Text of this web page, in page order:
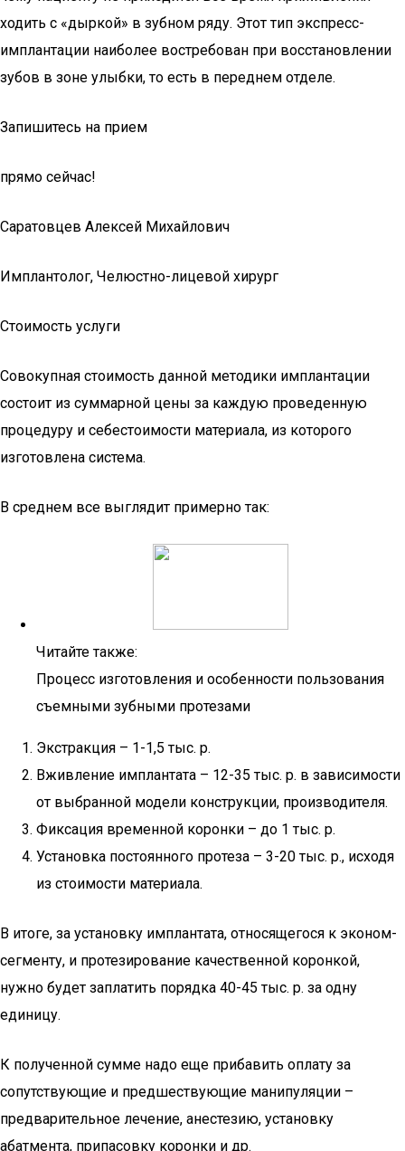
ходить с «дыркой» в зубном ряду. Этот тип экспресс-
имплантации наиболее востребован при восстановлении
зубов в зоне улыбки, то есть в переднем отделе.
Запишитесь на прием
прямо сейчас!
Саратовцев Алексей Михайлович
Имплантолог, Челюстно-лицевой хирург
Стоимость услуги
Совокупная стоимость данной методики имплантации
состоит из суммарной цены за каждую проведенную
процедуру и себестоимости материала, из которого
изготовлена система.
В среднем все выглядит примерно так:
Читайте также:
Процесс изготовления и особенности пользования
съемными зубными протезами
Экстракция – 1-1,5 тыс. р.
Вживление имплантата – 12-35 тыс. р. в зависимости
от выбранной модели конструкции, производителя.
Фиксация временной коронки – до 1 тыс. р.
Установка постоянного протеза – 3-20 тыс. р., исходя
из стоимости материала.
В итоге, за установку имплантата, относящегося к эконом-
сегменту, и протезирование качественной коронкой,
нужно будет заплатить порядка 40-45 тыс. р. за одну
единицу.
К полученной сумме надо еще прибавить оплату за
сопутствующие и предшествующие манипуляции –
предварительное лечение, анестезию, установку
абатмента, припасовку коронки и др.